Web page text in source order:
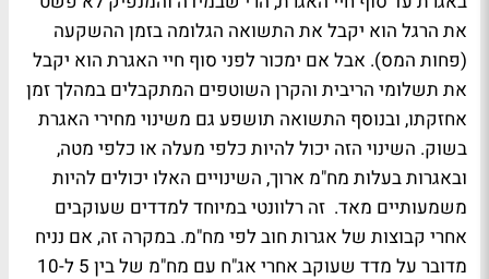
את הרגל הוא יקבל את התשואה הגלומה בזמן ההשקעה
(פחות המס). אבל אם ימכור לפני סוף חיי האגרת הוא יקבל
את תשלומי הריבית והקרן השוטפים המתקבלים במהלך זמן
אחזקתו, ובנוסף התשואה תושפע גם משינוי מחירי האגרת
בשוק. השינוי הזה יכול להיות כלפי מעלה או כלפי מטה,
ובאגרות בעלות מח"מ ארוך, השינויים האלו יכולים להיות
משמעותיים מאד. זה רלוונטי במיוחד למדדים שעוקבים
אחרי קבוצות של אגרות חוב לפי מח"מ. במקרה זה, אם נניח
מדובר על מדד שעוקב אחרי אג"ח עם מח"מ של בין 5 ל-10